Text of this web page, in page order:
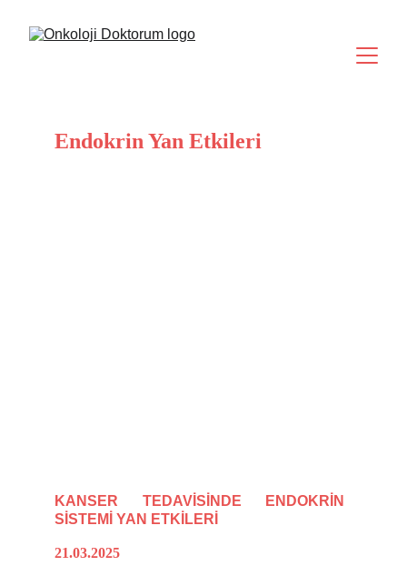
Endokrin Yan Etkileri
21.03.2025
KANSER TEDAVİSİNDE ENDOKRİN
SİSTEMİ YAN ETKİLERİ